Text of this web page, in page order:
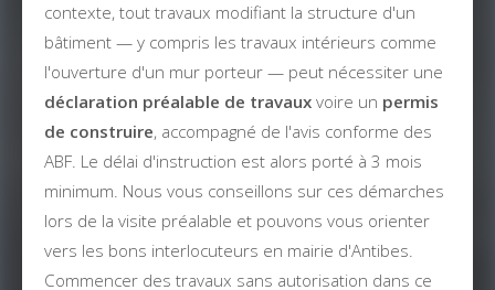
contexte, tout travaux modifiant la structure d'un
bâtiment — y compris les travaux intérieurs comme
l'ouverture d'un mur porteur — peut nécessiter une
déclaration préalable de travaux voire un permis
de construire, accompagné de l'avis conforme des
ABF. Le délai d'instruction est alors porté à 3 mois
minimum. Nous vous conseillons sur ces démarches
lors de la visite préalable et pouvons vous orienter
vers les bons interlocuteurs en mairie d'Antibes.
Commencer des travaux sans autorisation dans ce